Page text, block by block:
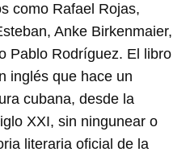
como Rafael Rojas,
Anke Birkenmaier,
Pablo Rodríguez. El libro
inglés que hace un
cubana, desde la
XXI, sin ningunear o
literaria oficial de la